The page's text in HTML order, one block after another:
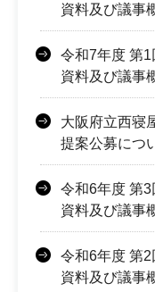
資料及び議事
令和7年度 第
資料及び議事
大阪府立西寝
提案公募につ
令和6年度 第
資料及び議事
令和6年度 第
資料及び議事